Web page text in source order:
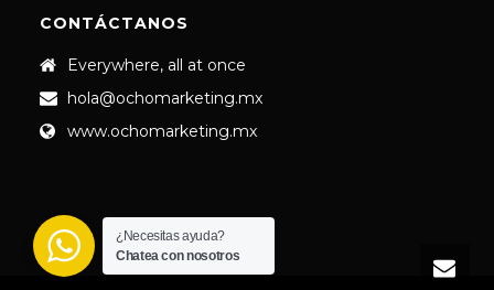
CONTÁCTANOS
Everywhere, all at once
hola@ochomarketing.mx
www.ochomarketing.mx
¿Necesitas ayuda?
Chatea con nosotros